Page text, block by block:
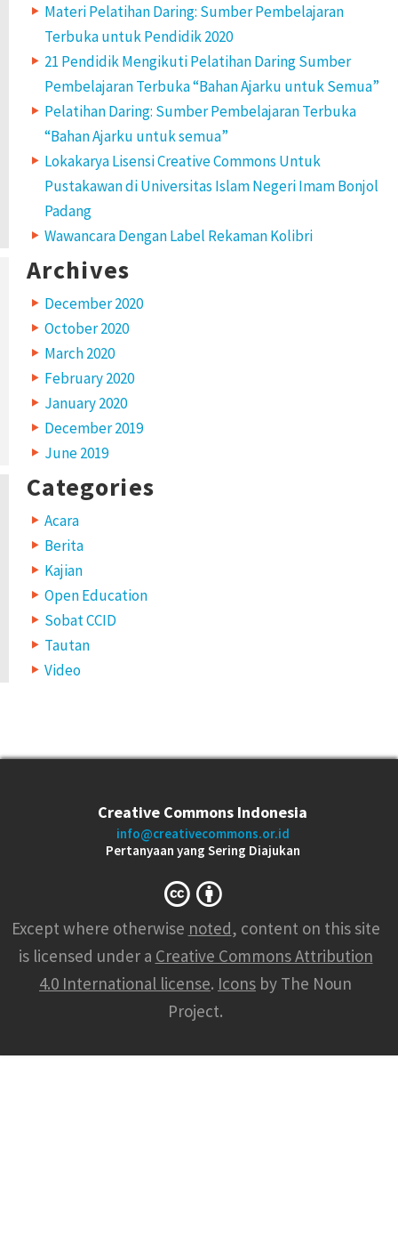
Materi Pelatihan Daring: Sumber Pembelajaran
Terbuka untuk Pendidik 2020
21 Pendidik Mengikuti Pelatihan Daring Sumber
Pembelajaran Terbuka “Bahan Ajarku untuk Semua”
Pelatihan Daring: Sumber Pembelajaran Terbuka
“Bahan Ajarku untuk semua”
Lokakarya Lisensi Creative Commons Untuk
Pustakawan di Universitas Islam Negeri Imam Bonjol
Padang
Wawancara Dengan Label Rekaman Kolibri
Archives
December 2020
October 2020
March 2020
February 2020
January 2020
December 2019
June 2019
Categories
Acara
Berita
Kajian
Open Education
Sobat CCID
Tautan
Video
Creative Commons Indonesia
info@creativecommons.or.id
Pertanyaan yang Sering Diajukan
Except where otherwise noted, content on this site
is licensed under a Creative Commons Attribution
4.0 International license. Icons by The Noun
Project.